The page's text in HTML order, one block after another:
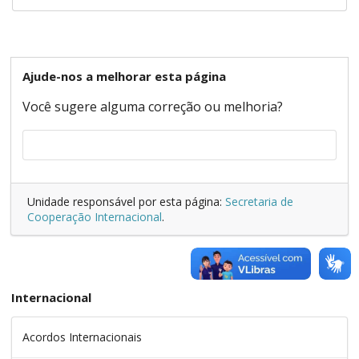
Ajude-nos a melhorar esta página
Você sugere alguma correção ou melhoria?
Unidade responsável por esta página: Secretaria de
Cooperação Internacional.
Internacional
Acordos Internacionais